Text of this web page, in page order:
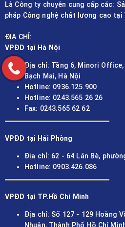
Là Công ty chuyên cung cấp các:
pháp Công nghệ chất lượng cao tại
ĐỊA CHỈ:
VPĐD tại Hà Nội
Địa chỉ: Tầng 6, Minori
Bạch Mai, Hà Nội
Hotline: 0936.125.900
Hotline: 0243.565 26 26
Fax: 0243.565 62 62
VPĐD tại Hải Phòng
Địa chỉ: 62 - 64 Lán Bè,
Hotline: 0903.426.086
VPĐD tại TP.Hồ Chí Minh
Địa chỉ: Số 127 - 129 Hoàng
Nhuận, Thành Phố Hồ Chí